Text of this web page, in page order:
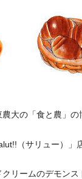
大の「食と農」の
（サリュー）」
リームのデモン